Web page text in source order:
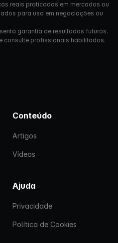
reais praticados em mercados ou
para uso em negociações ou
garantia de resultados futuros.
consulte profissionais habilitados.
Conteúdo
Artigos
Vídeos
Ajuda
Privacidade
Política de Cookies